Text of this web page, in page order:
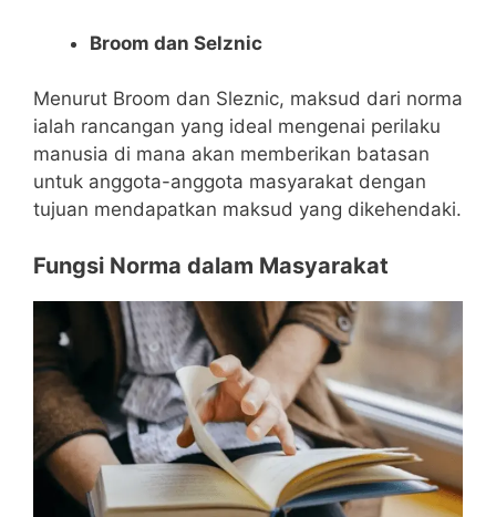
Broom dan Selznic
Menurut Broom dan Sleznic, maksud dari norma
ialah rancangan yang ideal mengenai perilaku
manusia di mana akan memberikan batasan
untuk anggota-anggota masyarakat dengan
tujuan mendapatkan maksud yang dikehendaki.
Fungsi Norma dalam Masyarakat